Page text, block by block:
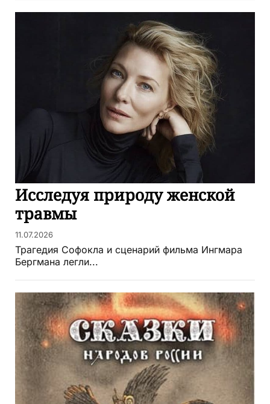
Исследуя природу женской
травмы
11.07.2026
Трагедия Софокла и сценарий фильма Ингмара
Бергмана легли...